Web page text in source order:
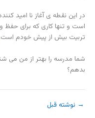
در این نقطه ی آغاز نا امید
است و تنها کاری که برای حفظ و
تربیت بیش از پیش خودم
شما مدرسه را بهتر از من می
بدهم؟
→ نوشته قبل